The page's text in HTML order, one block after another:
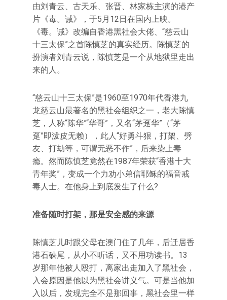
由刘青云、古天乐、张晋、林家栋主演的港产
片《毒。诫》，于5月12日在国内上映。
《毒。诫》改编自香港黑社会大佬、“慈云山
十三太保”之首陈慎芝的真实经历。陈慎芝的
扮演者刘青云说，陈慎芝是一个从地狱里走出
来的人。
“慈云山十三太保”是1960至1970年代香港九
龙慈云山最著名的黑社会组织之一，老大陈慎
芝，人称“陈华”“华哥”，又名“茅趸华”（“茅
趸”即泼皮无赖），此人“好勇斗狠，打架、劈
友、打劫等，可谓无恶不作”，后来染上毒
瘾。然而陈慎芝竟然在1987年荣获“香港十大
青年奖”，变成一个力劝小弟信耶稣的福音戒
毒人士。在他身上到底发生了什么?
准备随时打架，那是安全感的来源
陈慎芝儿时跟父母在澳门住了几年，后迁居香
港石硖尾，从小不听话，又不用功读书。13
岁那年他被人殴打，离家出走加入了黑社会，
入会原因是他以为黑社会讲义气。可是当他加
入以后，发现完全不是那回事，黑社会里一样